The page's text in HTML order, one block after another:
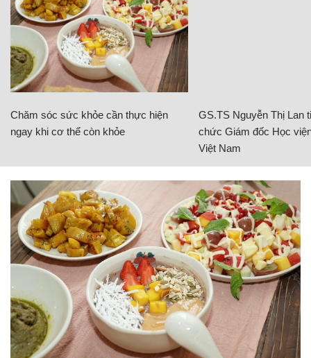
Chăm sóc sức khỏe cần thực hiện
ngay khi cơ thể còn khỏe
GS.TS Nguyễn Thị Lan
chức Giám đốc Học
Việt Nam